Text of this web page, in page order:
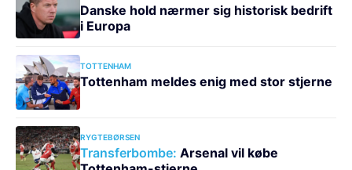
Danske hold nærmer sig historisk bedrift
i Europa
TOTTENHAM
Tottenham meldes enig med stor stjerne
RYGTEBØRSEN
Transferbombe: Arsenal vil købe